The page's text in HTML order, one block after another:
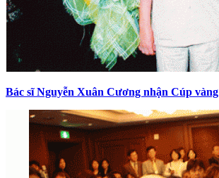
Bác sĩ Nguyễn Xuân Cương nhận Cúp vàng